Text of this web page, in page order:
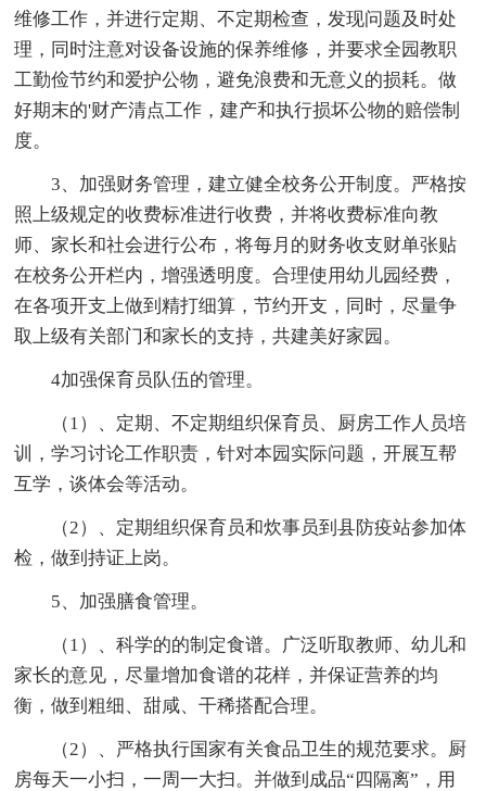
维修工作，并进行定期、不定期检查，发现问题及时处
理，同时注意对设备设施的保养维修，并要求全园教职
工勤俭节约和爱护公物，避免浪费和无意义的损耗。做
好期末的'财产清点工作，建产和执行损坏公物的赔偿制
度。
3、加强财务管理，建立健全校务公开制度。严格按
照上级规定的收费标准进行收费，并将收费标准向教
师、家长和社会进行公布，将每月的财务收支财单张贴
在校务公开栏内，增强透明度。合理使用幼儿园经费，
在各项开支上做到精打细算，节约开支，同时，尽量争
取上级有关部门和家长的支持，共建美好家园。
4加强保育员队伍的管理。
（1）、定期、不定期组织保育员、厨房工作人员培
训，学习讨论工作职责，针对本园实际问题，开展互帮
互学，谈体会等活动。
（2）、定期组织保育员和炊事员到县防疫站参加体
检，做到持证上岗。
5、加强膳食管理。
（1）、科学的的制定食谱。广泛听取教师、幼儿和
家长的意见，尽量增加食谱的花样，并保证营养的均
衡，做到粗细、甜咸、干稀搭配合理。
（2）、严格执行国家有关食品卫生的规范要求。厨
房每天一小扫，一周一大扫。并做到成品“四隔离”，用